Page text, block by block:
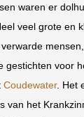
waren er
veel grote en
gestichten voor
Coudewater. Het
van het